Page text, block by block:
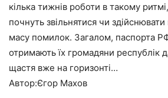
кілька тижнів роботи в такому
почнуть звільнятися чи здійснювати
масу помилок. Загалом, паспорта
отримають їх громадяни республік
щастя вже на горизонті…
Автор:Єгор Махов